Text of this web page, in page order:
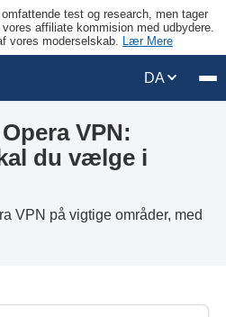
test og research, men tager
affiliate kommision med udbydere.
vores moderselskab. Lær Mere
DA
VPN:
du vælge i
VPN på vigtige områder, med